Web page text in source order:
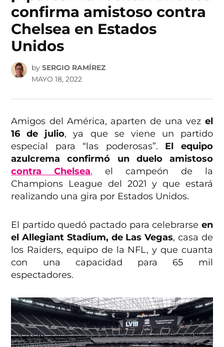
confirma amistoso contra
Chelsea en Estados
Unidos
by SERGIO RAMÍREZ
MAYO 18, 2022
Amigos del América, aparten de una vez el
16 de julio, ya que se viene un partido
especial para “las poderosas”. El equipo
azulcrema confirmó un duelo amistoso
contra Chelsea, el campeón de la
Champions League del 2021 y que estará
realizando una gira por Estados Unidos.
El partido quedó pactado para celebrarse en
el Allegiant Stadium, de Las Vegas, casa de
los Raiders, equipo de la NFL, y que cuanta
con una capacidad para 65 mil
espectadores.